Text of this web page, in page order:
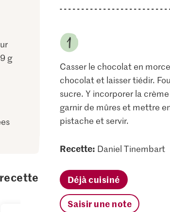
g
Casser le chocolat en
chocolat et laisser tiédir.
sucre. Y incorporer la
garnir de mûres et mettre
pistache et servir.
Recette: Daniel Tinembart
Déjà cuisiné
Saisir une note